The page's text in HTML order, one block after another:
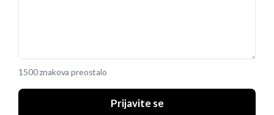
1500 znakova preostalo
Prijavite se